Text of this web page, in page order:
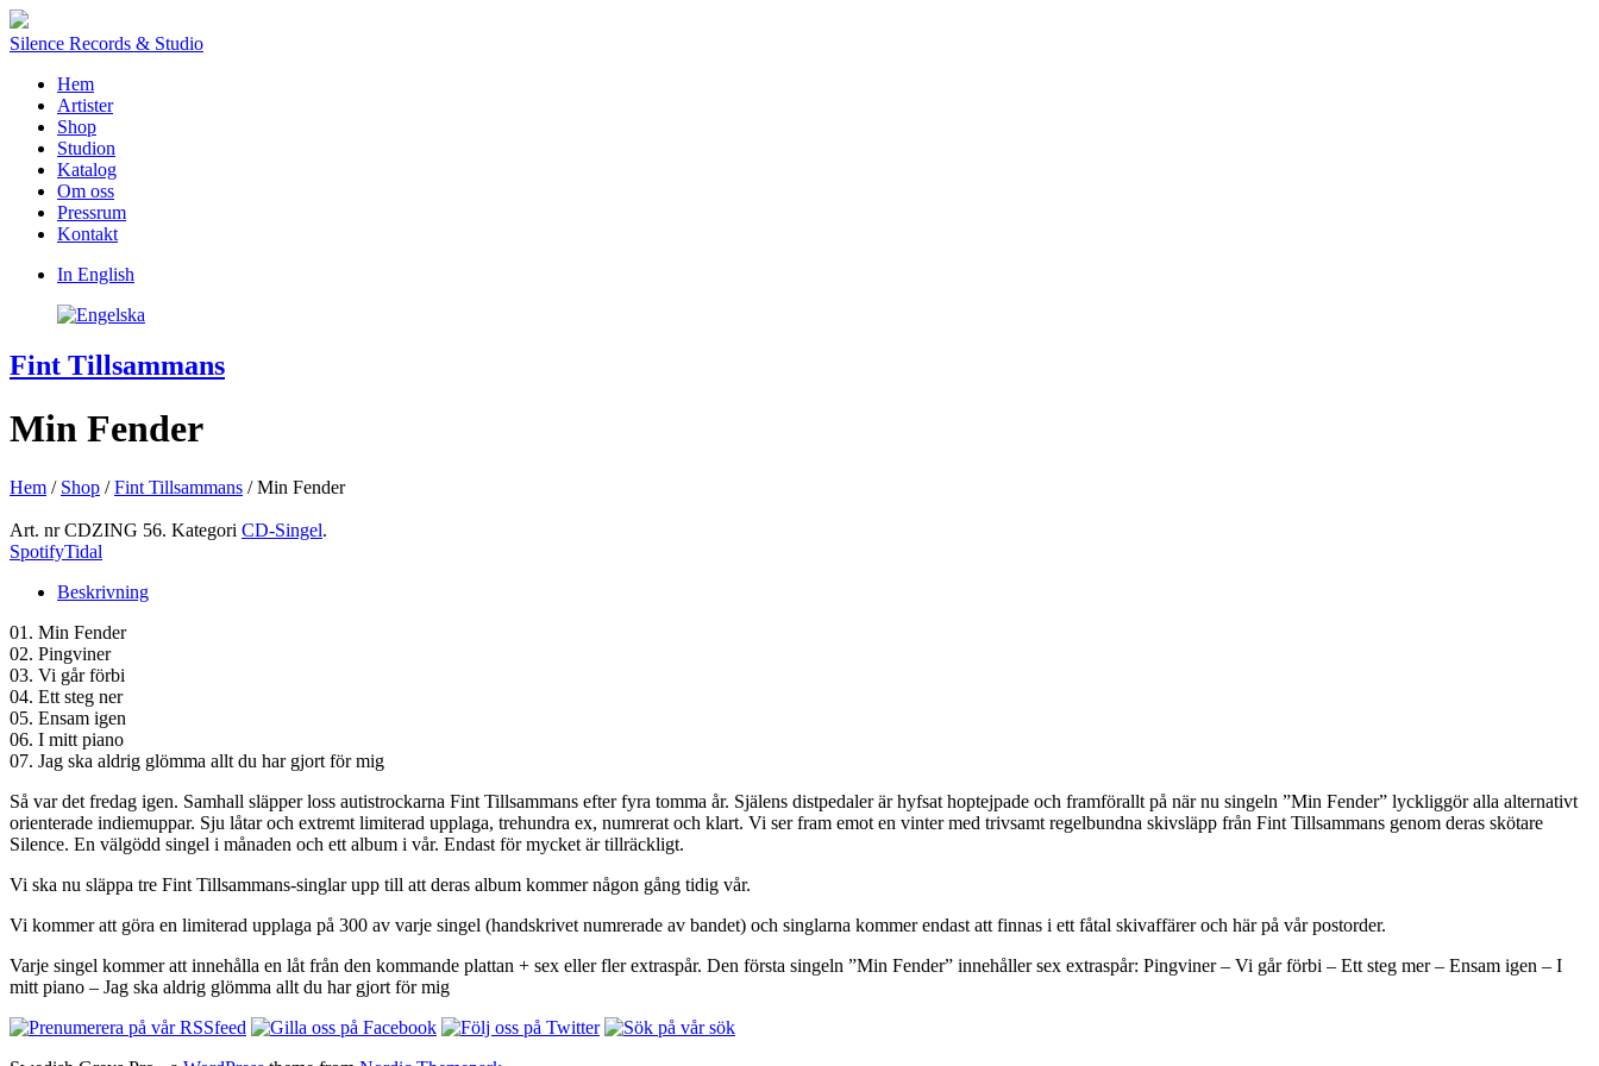
Silence Records & Studio
Hem
Artister
Shop
Studion
Katalog
Om oss
Pressrum
Kontakt
In English
Fint Tillsammans
Min Fender
Hem / Shop /Fint Tillsammans / Min Fender
Art. nrCDZING 56. Kategori CD-Singel.
SpotifyTidal
Beskrivning
01. Min Fender
02. Pingviner
03. Vi går förbi
04. Ett steg ner
05. Ensam igen
06. I mitt piano
07. Jag ska aldrig glömma allt du har gjort för mig
Så var det fredag igen. Samhall släpper loss autistrockarna Fint Tillsammans efter fyra tomma år. Själens distpedaler är hyfsat hoptejpade och framförallt på när nu singeln ”Min Fender” lyckliggör alla alternativt
orienterade indiemuppar. Sju låtar och extremt limiterad upplaga, trehundra ex, numrerat och klart. Vi ser fram emot en vinter med trivsamt regelbundna skivsläpp från Fint Tillsammans genom deras skötare
Silence. En välgödd singel i månaden och ett album i vår. Endast för mycket är tillräckligt.
Vi ska nu släppa tre Fint Tillsammans-singlar upp till att deras album kommer någon gång tidig vår.
Vi kommer att göra en limiterad upplaga på 300 av varje singel (handskrivet numrerade av bandet) och singlarna kommer endast att finnas i ett fåtal skivaffärer och här på vår postorder.
Varje singel kommer att innehålla en låt från den kommande plattan + sex eller fler extraspår. Den första singeln ”Min Fender” innehåller sex extraspår: Pingviner – Vi går förbi – Ett steg mer – Ensam igen – I
mitt piano – Jag ska aldrig glömma allt du har gjort för mig